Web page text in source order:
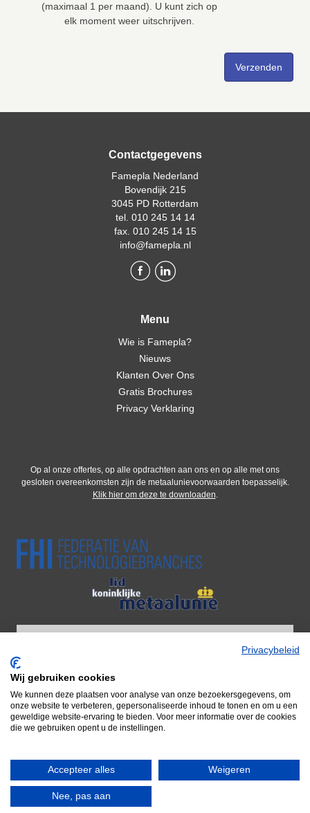
(maximaal 1 per maand). U kunt zich op
elk moment weer uitschrijven.
Contactgegevens
Famepla Nederland
Bovendijk 215
3045 PD Rotterdam
tel. 010 245 14 14
fax. 010 245 14 15
info@famepla.nl
Menu
Wie is Famepla?
Nieuws
Klanten Over Ons
Gratis Brochures
Privacy Verklaring
Op al onze offertes, op alle opdrachten aan ons en op alle met ons
gesloten overeenkomsten zijn de metaalunievoorwaarden toepasselijk.
Klik hier om deze te downloaden.
Wij zijn onderdeel van Adiform BV
Door naar Adiform
© 2026 Famepla Nederland
Waar kunnen we u mee van dienst zijn?
Privacybeleid
Wij gebruiken cookies
We kunnen deze plaatsen voor analyse van onze bezoekersgegevens, om
onze website te verbeteren, gepersonaliseerde inhoud te tonen en om u een
geweldige website-ervaring te bieden. Voor meer informatie over de cookies
die we gebruiken opent u de instellingen.
Accepteer alles Weigeren
Nee, pas aan